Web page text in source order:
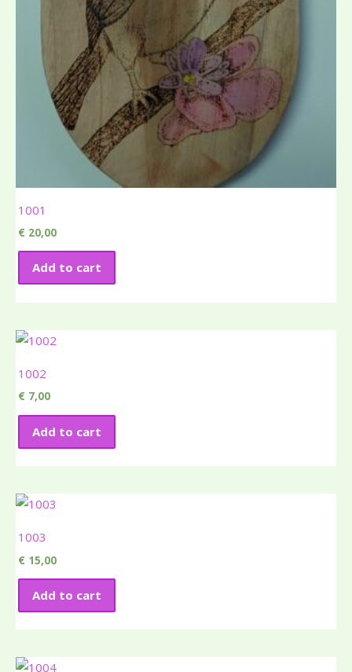
1001
€ 20,00
Add to cart
1002
€ 7,00
Add to cart
1003
€ 15,00
Add to cart